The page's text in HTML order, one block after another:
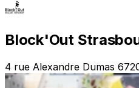
Block'Out
4 rue Alexandre Dumas